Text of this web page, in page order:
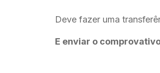
Deve fazer uma
E enviar o